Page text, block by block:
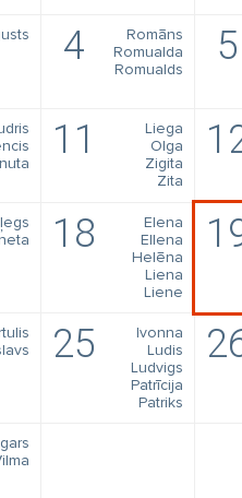
4
Romāns
Romualda
Romualds
5
11
Liega
Olga
Zigita
Zita
18
Elena
Ellena
Helēna
Liena
Liene
25
Ivonna
Ludis
Ludvigs
Patrīcija
Patriks